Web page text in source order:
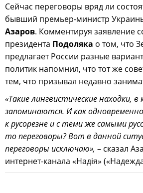
Сейчас переговоры вряд ли
бывший премьер-министр
Азаров. Комментируя заявление
президента Подоляка о том, что
предлагает России разные
политик напомнил, что тот же
тем, что призывал недавно
«Такие лингвистические находки,
запоминаются. И как
к русорезне и с теми же самыми
то переговоры? Вот в данной
переговоры исключаю», – сказал
интернет-канала «Надiя»